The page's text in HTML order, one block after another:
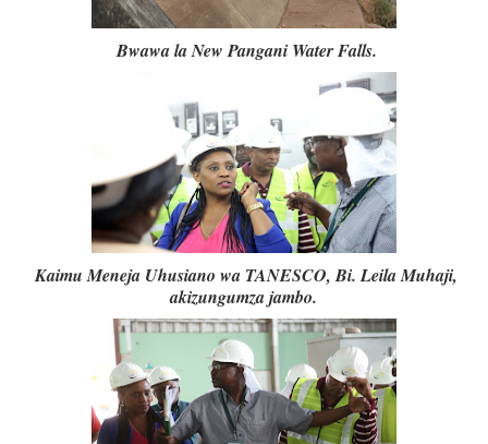
Bwawa la New Pangani Water Falls.
Kaimu Meneja Uhusiano wa TANESCO, Bi. Leila Muhaji,
akizungumza jambo.